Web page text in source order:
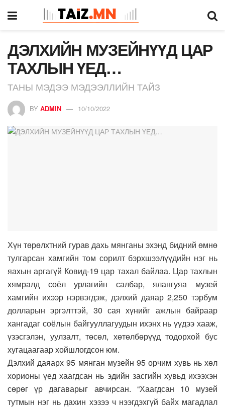
ДЭЛХИЙН МУЗЕЙНҮҮД ЦАР
ТАХЛЫН ҮЕД…
ТАНЫ МЭДЭЭ МЭДЭЭЛЛИЙН ТАЙЗ
BY ADMIN 10/10/2022
Хүн төрөлхтний гурав дахь мянганы эхэнд бидний өмнө
тулгарсан хамгийн том сорилт бэрхшээлүүдийн нэг нь
яахын аргагүй Ковид-19 цар тахал байлаа. Цар тахлын
хямралд соёл урлагийн салбар, ялангуяа музей
хамгийн ихээр нэрвэгдэж, дэлхий даяар 2,250 тэрбум
долларын эргэлттэй, 30 сая хүнийг ажлын байраар
хангадаг соёлын байгууллагуудын ихэнх нь үүдээ хааж,
үзэсгэлэн, уулзалт, төсөл, хөтөлбөрүүд тодорхой бус
хугацаагаар хойшлогдсон юм.
Дэлхий даяарх 95 мянган музейн 95 орчим хувь нь хөл
хорионы үед хаагдсан нь эдийн засгийн хувьд ихээхэн
сөрөг үр дагаварыг авчирсан. “Хаагдсан 10 музей
тутмын нэг нь дахин хэзээ ч нээгдэхгүй байх магадлал